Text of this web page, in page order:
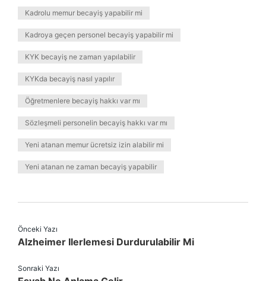
Kadrolu memur becayiş yapabilir mi
Kadroya geçen personel becayiş yapabilir mi
KYK becayiş ne zaman yapılabilir
KYKda becayiş nasıl yapılır
Öğretmenlere becayiş hakkı var mı
Sözleşmeli personelin becayiş hakkı var mı
Yeni atanan memur ücretsiz izin alabilir mi
Yeni atanan ne zaman becayiş yapabilir
Önceki Yazı
Alzheimer Ilerlemesi Durdurulabilir Mi
Sonraki Yazı